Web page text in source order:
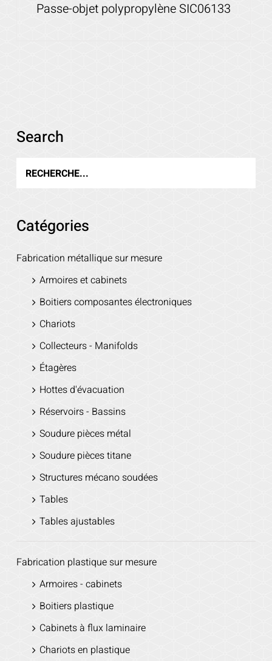
Passe-objet polypropylène SIC06133
Search
Catégories
Fabrication métallique sur mesure
Armoires et cabinets
Boitiers composantes électroniques
Chariots
Collecteurs - Manifolds
Étagères
Hottes d'évacuation
Réservoirs - Bassins
Soudure pièces métal
Soudure pièces titane
Structures mécano soudées
Tables
Tables ajustables
Fabrication plastique sur mesure
Armoires - cabinets
Boitiers plastique
Cabinets à flux laminaire
Chariots en plastique